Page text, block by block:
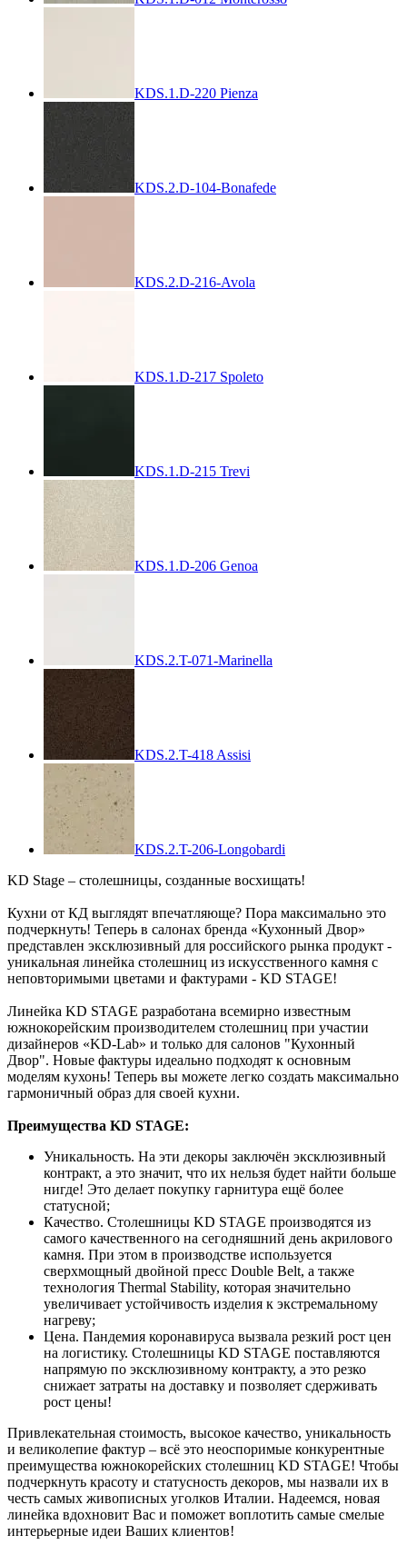
KDS.1.D-220 Pienza
KDS.2.D-104-Bonafede
KDS.2.D-216-Avola
KDS.1.D-217 Spoleto
KDS.1.D-215 Trevi
KDS.1.D-206 Genoa
KDS.2.T-071-Marinella
KDS.2.T-418 Assisi
KDS.2.T-206-Longobardi
KD Stage – столешницы, созданные восхищать!
Кухни от КД выглядят впечатляюще? Пора максимально это
подчеркнуть! Теперь в салонах бренда «Кухонный Двор»
представлен эксклюзивный для российского рынка продукт -
уникальная линейка столешниц из искусственного камня с
неповторимыми цветами и фактурами - KD STAGE!
Линейка KD STAGE разработана всемирно известным
южнокорейским производителем столешниц при участии
дизайнеров «KD-Lab» и только для салонов "Кухонный
Двор". Новые фактуры идеально подходят к основным
моделям кухонь! Теперь вы можете легко создать максимально
гармоничный образ для своей кухни.
Преимущества KD STAGE:
Уникальность. На эти декоры заключён эксклюзивный
контракт, а это значит, что их нельзя будет найти больше
нигде! Это делает покупку гарнитура ещё более
статусной;
Качество. Столешницы KD STAGE производятся из
самого качественного на сегодняшний день акрилового
камня. При этом в производстве используется
сверхмощный двойной пресс Double Belt, а также
технология Thermal Stability, которая значительно
увеличивает устойчивость изделия к экстремальному
нагреву;
Цена. Пандемия коронавируса вызвала резкий рост цен
на логистику. Столешницы KD STAGE поставляются
напрямую по эксклюзивному контракту, а это резко
снижает затраты на доставку и позволяет сдерживать
рост цены!
Привлекательная стоимость, высокое качество, уникальность
и великолепие фактур – всё это неоспоримые конкурентные
преимущества южнокорейских столешниц KD STAGE! Чтобы
подчеркнуть красоту и статусность декоров, мы назвали их в
честь самых живописных уголков Италии. Надеемся, новая
линейка вдохновит Вас и поможет воплотить самые смелые
интерьерные идеи Ваших клиентов!